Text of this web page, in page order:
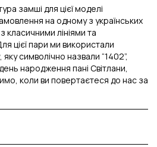
замші для цієї моделі
на одному з українських
класичними лініями та
цієї пари ми використали
символічно назвали “1402”,
народження пані Світлани,
коли ви повертаєтеся до нас за